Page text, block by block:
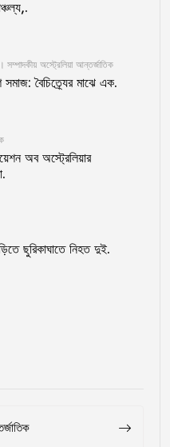
অস্ট্রেলিয়া আন্তর্জাতিক
সমাজ: বৈচিত্র্যের মাঝে এক.
অব অস্ট্রেলিয়ার
ছুরিকাঘাতে নিহত দুই.